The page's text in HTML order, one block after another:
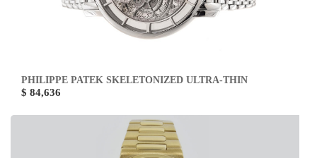
PHILIPPE PATEK SKELETONIZED ULTRA-THIN
$ 84,636